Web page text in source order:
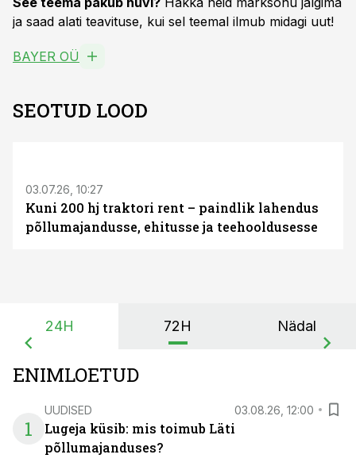
ja saad alati teavituse, kui sel teemal ilmub midagi uut!
BAYER OÜ
SEOTUD LOOD
03.07.26, 10:27
Kuni 200 hj traktori rent – paindlik lahendus
põllumajandusse, ehitusse ja teehooldusesse
24H 72H Nädal
ENIMLOETUD
1
UUDISED 03.08.26, 12:00
Lugeja küsib: mis toimub Läti
põllumajanduses?